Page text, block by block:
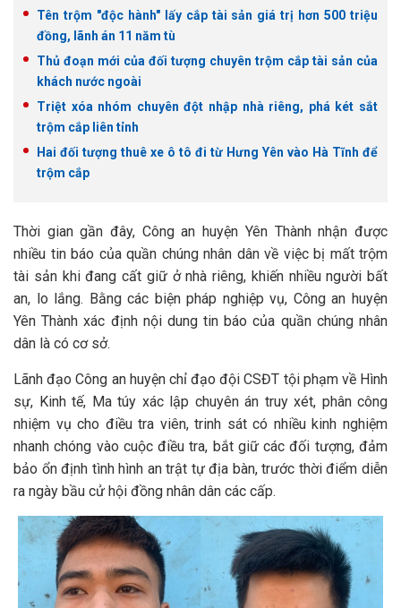
Tên trộm "độc hành" lấy cắp tài sản giá trị hơn 500 triệu
đồng, lãnh án 11 năm tù
Thủ đoạn mới của đối tượng chuyên trộm cắp tài sản của
khách nước ngoài
Triệt xóa nhóm chuyên đột nhập nhà riêng, phá két sắt
trộm cắp liên tỉnh
Hai đối tượng thuê xe ô tô đi từ Hưng Yên vào Hà Tĩnh để
trộm cắp
Thời gian gần đây, Công an huyện Yên Thành nhận được
nhiều tin báo của quần chúng nhân dân về việc bị mất trộm
tài sản khi đang cất giữ ở nhà riêng, khiến nhiều người bất
an, lo lắng. Bằng các biện pháp nghiệp vụ, Công an huyện
Yên Thành xác định nội dung tin báo của quần chúng nhân
dân là có cơ sở.
Lãnh đạo Công an huyện chỉ đạo đội CSĐT tội phạm về Hình
sự, Kinh tế, Ma túy xác lập chuyên án truy xét, phân công
nhiệm vụ cho điều tra viên, trinh sát có nhiều kinh nghiệm
nhanh chóng vào cuộc điều tra, bắt giữ các đối tượng, đảm
bảo ổn định tình hình an trật tự địa bàn, trước thời điểm diễn
ra ngày bầu cử hội đồng nhân dân các cấp.